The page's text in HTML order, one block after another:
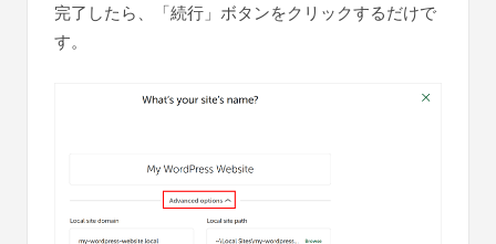
完了したら、「続行」ボタンをクリックするだけで
す。